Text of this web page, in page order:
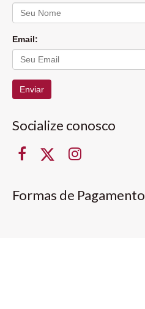
Email:
Enviar
Socialize conosco
Formas de Pagamento